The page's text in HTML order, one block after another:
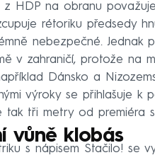
HDP na obranu
rétoriku předsedy
nebezpečné. Jednak
v zahraničí, protože na
Dánsko a
výroky se přihlašuje k
tak tři metry od premiéra
vůně klobás
s nápisem Stačilo! se